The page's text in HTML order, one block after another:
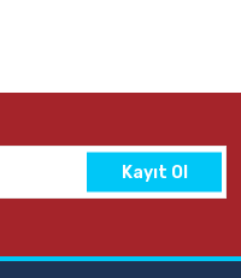
Kayıt Ol